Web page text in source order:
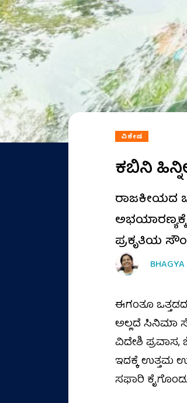
ವಿಶೇಷ
ಕಬಿನಿ
ರಾಜಕೀಯದ
ಪ್ರಕೃತಿಯ
ಈಗಂತೂ
ಅಲ್ಲದೆ ಸಿನಿಮಾ
ವಿದೇಶಿ
ಇದಕ್ಕೆ ಉತ್ತಮ
ಸಫಾರಿ